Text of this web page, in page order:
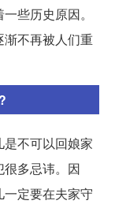
些历史原因。
不再被人们重
不可以回娘家
多忌讳。因
定要在夫家守